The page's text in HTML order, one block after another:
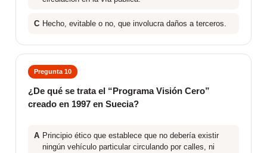
C Hecho, evitable o no, que involucra daños a terceros.
Pregunta 10
¿De qué se trata el “Programa Visión Cero”
creado en 1997 en Suecia?
A Principio ético que establece que no debería existir
ningún vehículo particular circulando por calles, ni